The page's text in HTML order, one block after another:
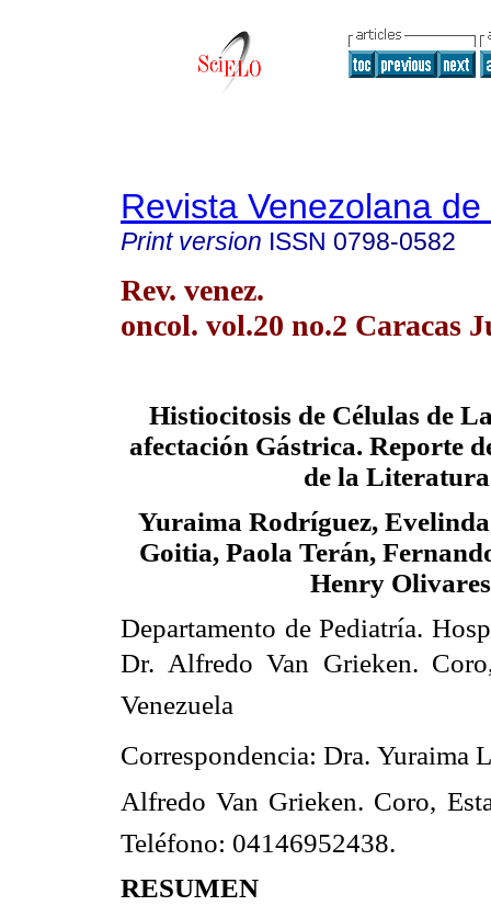
Revista Venezolana
Print version ISSN 0798-0582
Rev. venez.
oncol. vol.20 no.2 Caracas
Histiocitosis de Células de
afectación Gástrica. Reporte
de la
Yuraima Rodríguez,
Goitia, Paola Terán,
Henry Olivares
Departamento de Pediatría.
Dr. Alfredo Van Grieken.
Venezuela
Correspondencia: Dra. Yuraima
Alfredo Van Grieken. Coro,
Teléfono: 04146952438.
RESUMEN